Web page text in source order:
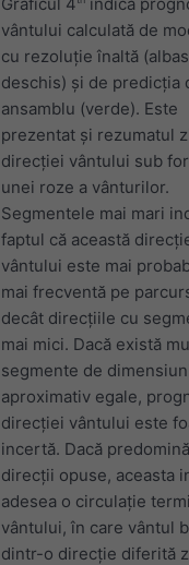
vântului calculată de
cu rezoluție înaltă
deschis) și de predicția
ansamblu (verde). Este
prezentat și rezumatul
direcției vântului sub
unei roze a vânturilor.
Segmentele mai mari
faptul că această
vântului este mai
mai frecventă pe
decât direcțiile cu
mai mici. Dacă există
segmente de
aproximativ egale,
direcției vântului este
incertă. Dacă
direcții opuse, aceasta
adesea o circulație
vântului, în care vântul
dintr-o direcție diferită